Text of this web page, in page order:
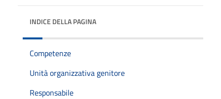
INDICE DELLA PAGINA
Competenze
Unità organizzativa genitore
Responsabile